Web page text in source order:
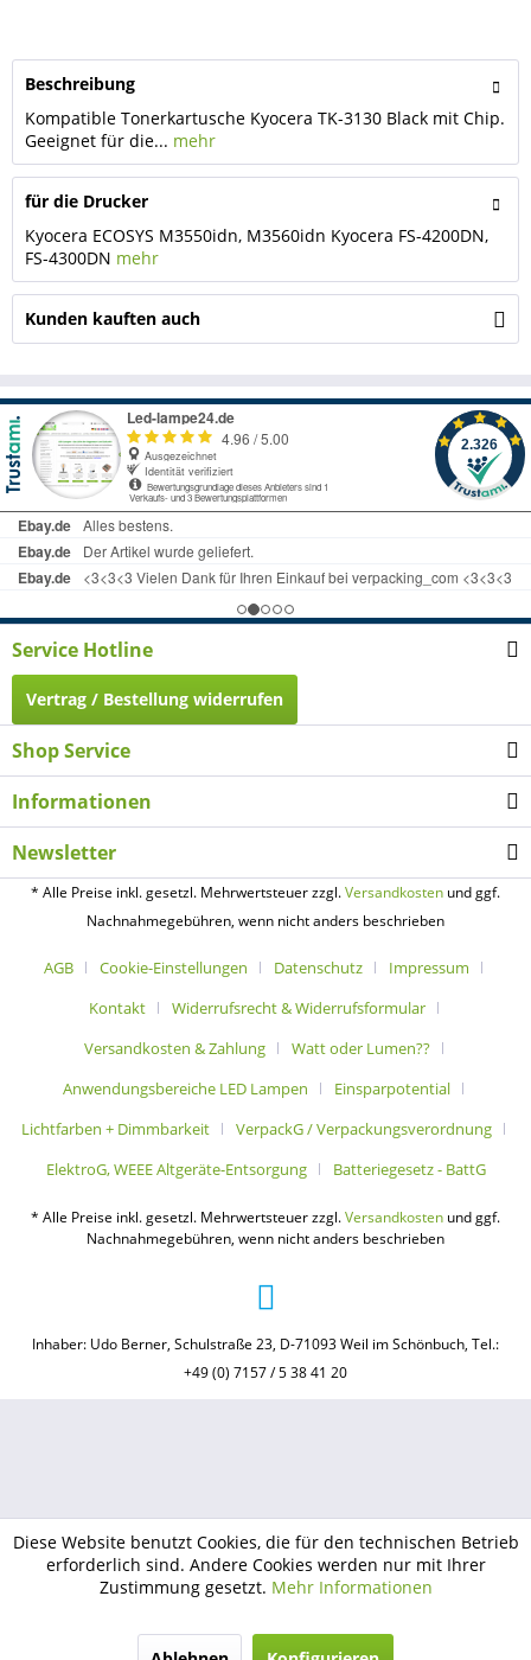
Beschreibung
Kompatible Tonerkartusche Kyocera TK-3130 Black mit Chip.
Geeignet für die... mehr
für die Drucker
Kyocera ECOSYS M3550idn, M3560idn Kyocera FS-4200DN,
FS-4300DN mehr
Kunden kauften auch
Service Hotline
Vertrag / Bestellung widerrufen
Shop Service
Informationen
Newsletter
* Alle Preise inkl. gesetzl. Mehrwertsteuer zzgl.Versandkosten und ggf.
Nachnahmegebühren, wenn nicht anders beschrieben
AGB Cookie-Einstellungen Datenschutz
Impressum
Kontakt
Widerrufsrecht & Widerrufsformular
Versandkosten & Zahlung
Watt oder Lumen??
Anwendungsbereiche LED Lampen
Einsparpotential
Lichtfarben + Dimmbarkeit
VerpackG / Verpackungsverordnung
ElektroG, WEEE Altgeräte-Entsorgung
Batteriegesetz - BattG
* Alle Preise inkl. gesetzl. Mehrwertsteuer zzgl.Versandkosten und ggf.
Nachnahmegebühren, wenn nicht anders beschrieben
Inhaber: Udo Berner, Schulstraße 23, D-71093 Weil im Schönbuch, Tel.:
+49 (0) 7157 / 5 38 41 20
Diese Website benutzt Cookies, die für den technischen Betrieb
erforderlich sind. Andere Cookies werden nur mit Ihrer
Zustimmung gesetzt. Mehr Informationen